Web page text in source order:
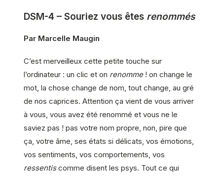
DSM-4 – Souriez vous êtes renommés
Par Marcelle Maugin
C’est merveilleux cette petite touche sur
l’ordinateur : un clic et on renomme! on change le
mot, la chose change de nom, tout change, au gré
de nos caprices. Attention ça vient de vous arriver
à vous, vous avez été renommé et vous ne le
saviez pas ! pas votre nom propre, non, pire que
ça, votre âme, ses états si délicats, vos émotions,
vos sentiments, vos comportements, vos
ressentiscomme disent les psys. Tout ce qui